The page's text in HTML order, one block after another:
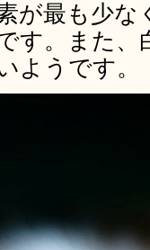
が最も少な
す。また、
ようです。